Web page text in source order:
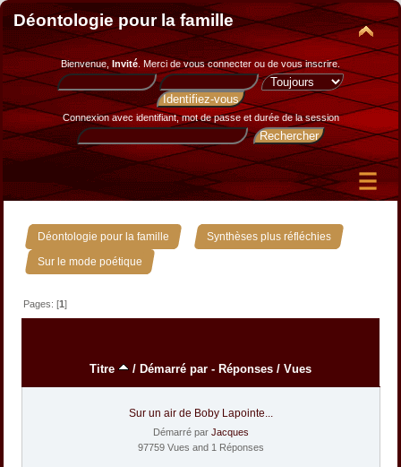
Déontologie pour la famille
Bienvenue, Invité. Merci devous connecter ou de vous inscrire.
Connexion avec identifiant, mot de passe et durée de la session
Déontologie pour la famille » Synthèses plus réfléchies »
Sur le mode poétique
Pages: [1]
Titre / Démarré par - Réponses / Vues
Sur un air de Boby Lapointe...
Démarré par Jacques
97759 Vues and 1 Réponses